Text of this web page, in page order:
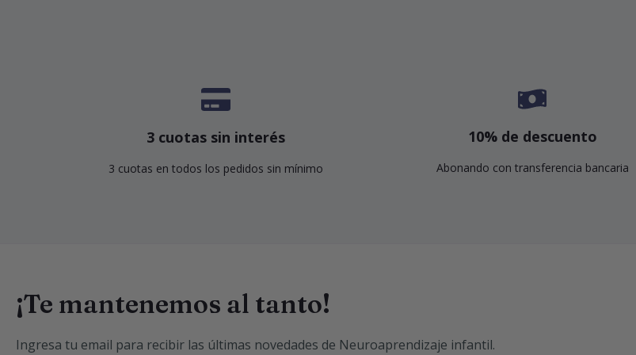
3 cuotas sin interés
3 cuotas en todos los pedidos sin mínimo
10% de descuento
Abonando con transferencia bancaria
¡Te mantenemos al tanto!
Ingresa tu email para recibir las últimas novedades de Neuroaprendizaje infantil.